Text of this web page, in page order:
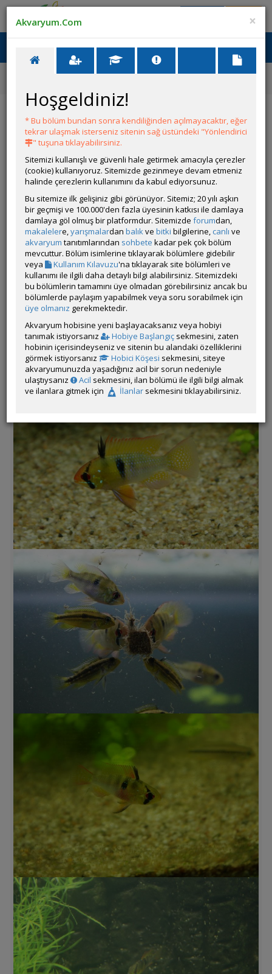
Ana Menü
Güney Amerikan Cichlidleri Tanıtımı
F0 Ramirezi
YANIT YAZ Git
bjkalley
Çevrim Dışı
Özel Üye
Gönderim Zamanı:22 Nisan 2016 00:42
×
Akvaryum.Com
Hoşgeldiniz!
* Bu bölüm bundan sonra kendiliğinden açılmayacaktır, eğer
tekrar ulaşmak isterseniz sitenin sağ üstündeki "Yönlendirici
" tuşuna tıklayabilirsiniz.
Sitemizi kullanışlı ve güvenli hale getirmek amacıyla çerezler
(cookie) kullanıyoruz. Sitemizde gezinmeye devam etmeniz
halinde çerezlerin kullanımını da kabul ediyorsunuz.
Bu sitemize ilk gelişiniz gibi görünüyor. Sitemiz; 20 yılı aşkın
bir geçmişi ve 100.000'den fazla üyesinin katkısı ile damlaya
damlaya göl olmuş bir platformdur. Sitemizde forumdan,
makalelere,yarışmalardan balıkve bitki bilgilerine, canlı ve
akvaryum tanıtımlarından sohbete kadar pek çok bölüm
mevcuttur. Bölüm isimlerine tıklayarak bölümlere gidebilir
veya
Kullanım Kılavuzu'na tıklayarak site bölümleri ve
kullanımı ile ilgili daha detaylı bilgi alabilirsiniz. Sitemizdeki
bu bölümlerin tamamını üye olmadan görebilirsiniz ancak bu
bölümlerde paylaşım yapabilmek veya soru sorabilmek için
üye olmanız gerekmektedir.
Akvaryum hobisine yeni başlayacaksanız veya hobiyi
tanımak istiyorsanız
Hobiye Başlangıç sekmesini, zaten
hobinin içerisindeyseniz ve sitenin bu alandaki özelliklerini
görmek istiyorsanız
Hobici Köşesi sekmesini, siteye
akvaryumunuzda yaşadığınız acil bir sorun nedeniyle
ulaştıysanız
Acil sekmesini, ilan bölümü ile ilgili bilgi almak
ve ilanlara gitmek için
İlanlar sekmesini tıklayabilirsiniz.